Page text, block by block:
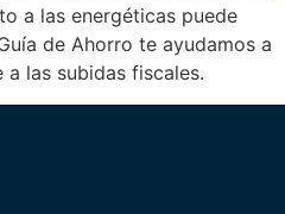
a las energéticas puede
de Ahorro te ayudamos a
las subidas fiscales.